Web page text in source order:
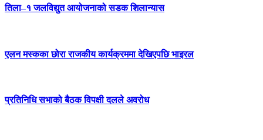
तिला–१ जलविद्युत आयोजनाको सडक शिलान्यास
एलन मस्कका छोरा राजकीय कार्यक्रममा देखिएपछि भाइरल
प्रतिनिधि सभाको बैठक विपक्षी दलले अवरोध